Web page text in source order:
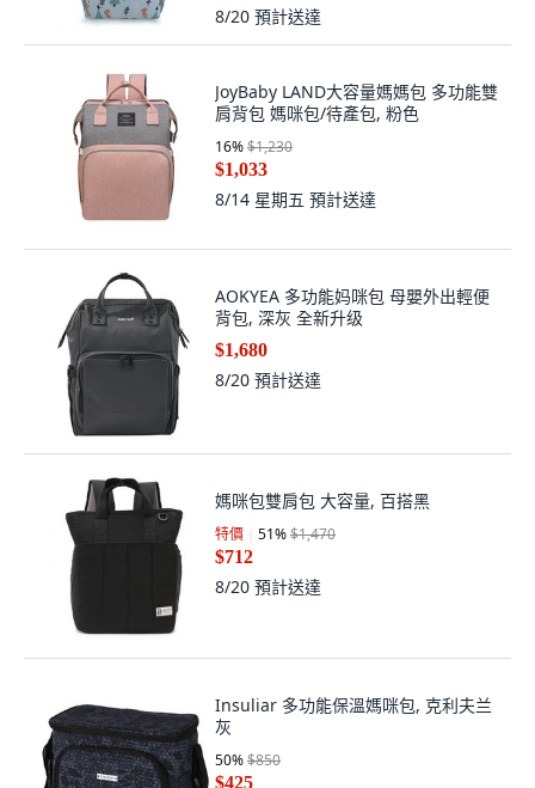
JoyBaby LAND大容量媽媽包 多功能雙
16%$1,230
$1,033
8/14 星期五
AOKYEA 多功能妈咪包 母嬰外出輕便
$1,680
8/20 預計送達
媽咪包雙肩包 大容量, 百搭黑
$712
8/20 預計送達
Insuliar 多功能保溫媽咪包, 克利夫兰
50%$850
$425
8/20預計送達